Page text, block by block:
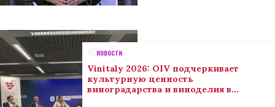
НОВОСТИ
Vinitaly 2026: OIV подчеркивает
культурную ценность
виноградарства и виноделия в